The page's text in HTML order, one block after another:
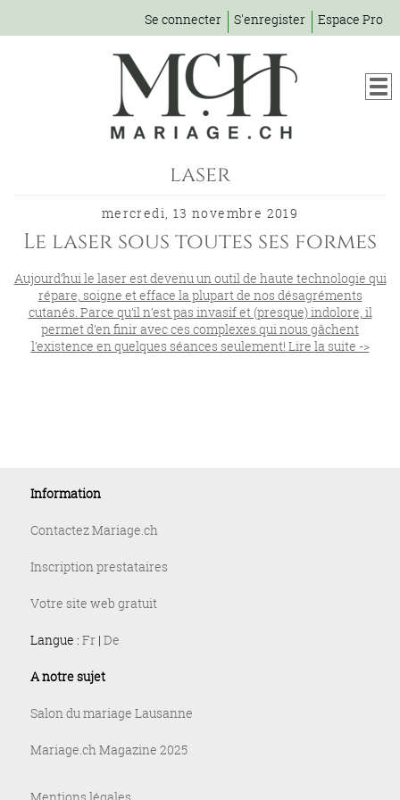
Se connecter S'enregister Espace Pro
laser
mercredi, 13 novembre 2019
Le laser sous toutes ses formes
Aujourd’hui le laser est devenu un outil de haute technologie qui
répare, soigne et efface la plupart de nos désagréments
cutanés. Parce qu’il n’est pas invasif et (presque) indolore, il
permet d’en finir avec ces complexes qui nous gâchent
l’existence en quelques séances seulement! Lire la suite ->
Information
Contactez Mariage.ch
Inscription prestataires
Votre site web gratuit
Langue : Fr | De
A notre sujet
Salon du mariage Lausanne
Mariage.ch Magazine 2025